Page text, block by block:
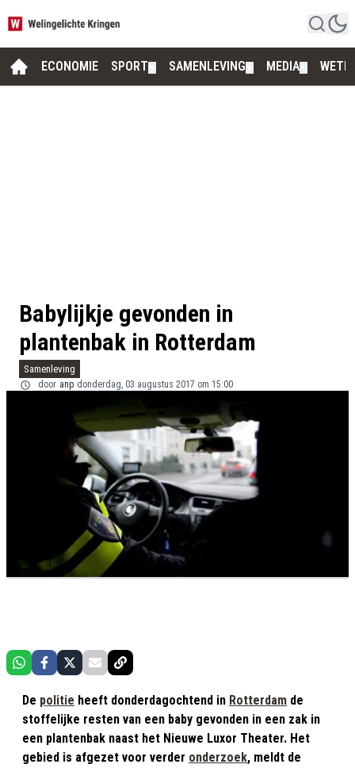
ECONOMIE SPORT SAMENLEVING MEDIA
Babylijkje gevonden in
plantenbak in Rotterdam
Samenleving
door anp donderdag, 03 augustus 2017 om 15:00
De politie heeft donderdagochtend in Rotterdam de
stoffelijke resten van een baby gevonden in een zak in
een plantenbak naast het Nieuwe Luxor Theater. Het
gebied is afgezet voor verder onderzoek, meldt de